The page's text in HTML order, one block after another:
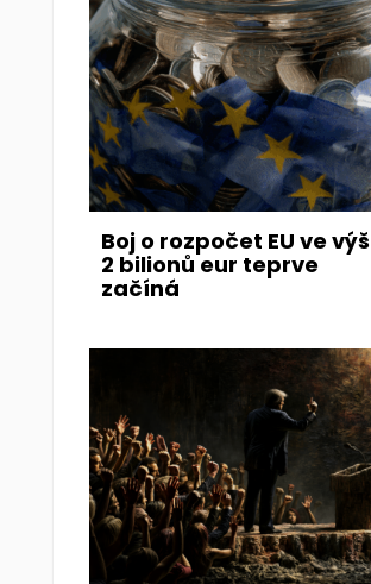
Boj o rozpočet EU ve
2 bilionů eur teprve
začíná